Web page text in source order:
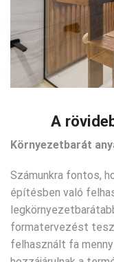
A
Környezetbarát
Számunkra fontos,
építésben való
formatervezést
felhasznált fa